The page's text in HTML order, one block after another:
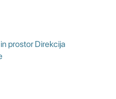
prostor Direkcija